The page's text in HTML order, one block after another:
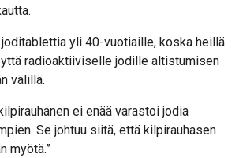
yli 40-vuotiaille, koska heillä
radioaktiiviselle jodille altistumisen
välillä.
ei enää varastoi jodia
Se johtuu siitä, että kilpirauhasen
myötä.”